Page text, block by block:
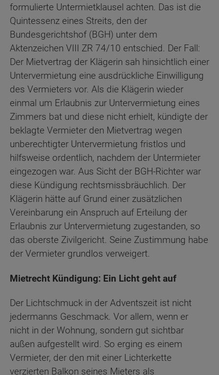
formulierte Untermietklausel achten. Das ist die
Quintessenz eines Streits, den der
Bundesgerichtshof (BGH) unter dem
Aktenzeichen VIII ZR 74/10 entschied. Der Fall:
Der Mietvertrag der Klägerin sah hinsichtlich einer
Untervermietung eine ausdrückliche Einwilligung
des Vermieters vor. Als die Klägerin wieder
einmal um Erlaubnis zur Untervermietung eines
Zimmers bat und diese nicht erhielt, kündigte der
beklagte Vermieter den Mietvertrag wegen
unberechtigter Untervermietung fristlos und
hilfsweise ordentlich, nachdem der Untermieter
eingezogen war. Aus Sicht der BGH-Richter war
diese Kündigung rechtsmissbräuchlich. Der
Klägerin hätte auf Grund einer zusätzlichen
Vereinbarung ein Anspruch auf Erteilung der
Erlaubnis zur Untervermietung zugestanden, so
das oberste Zivilgericht. Seine Zustimmung habe
der Vermieter grundlos verweigert.
Mietrecht Kündigung: Ein Licht geht auf
Der Lichtschmuck in der Adventszeit ist nicht
jedermanns Geschmack. Vor allem, wenn er
nicht in der Wohnung, sondern gut sichtbar
außen aufgestellt wird. So erging es einem
Vermieter, der den mit einer Lichterkette
verzierten Balkon seines Mieters als